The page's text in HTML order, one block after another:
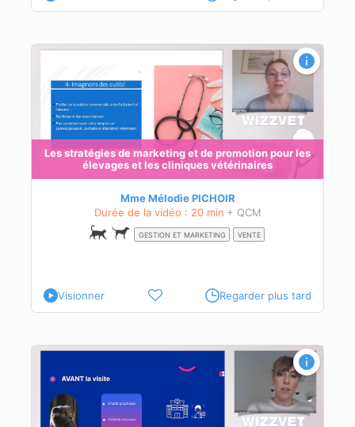
Les stratégies de marketing et de promotion pour les
élevages et les cliniques vétérinaires
Mme Mélodie PICHOIR
Durée de la vidéo : 20 min + QCM
GESTION ET MARKETING VENTE
Visionner Regarder plus tard